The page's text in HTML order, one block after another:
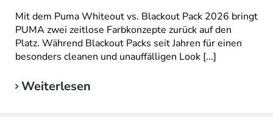
Mit dem Puma Whiteout vs. Blackout Pack 2026 bringt
PUMA zwei zeitlose Farbkonzepte zurück auf den
Platz. Während Blackout Packs seit Jahren für einen
besonders cleanen und unauffälligen Look [...]
Weiterlesen